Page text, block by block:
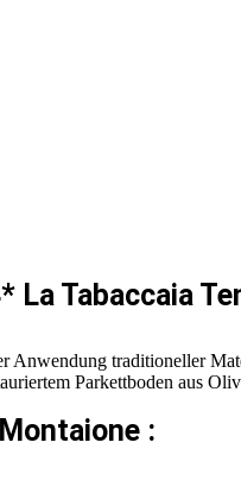
La Tabaccaia
Anwendung traditioneller
Parkettboden aus
: